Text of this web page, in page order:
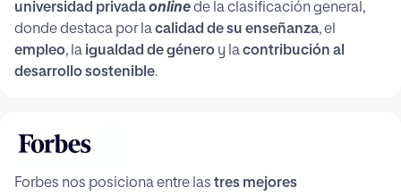
universidad privadaonlinede la clasificación general,
donde destaca por lacalidad de su enseñanza, el
empleo, la igualdad de género y lacontribución al
desarrollo sostenible.
Forbes nos posiciona entre las tres mejores